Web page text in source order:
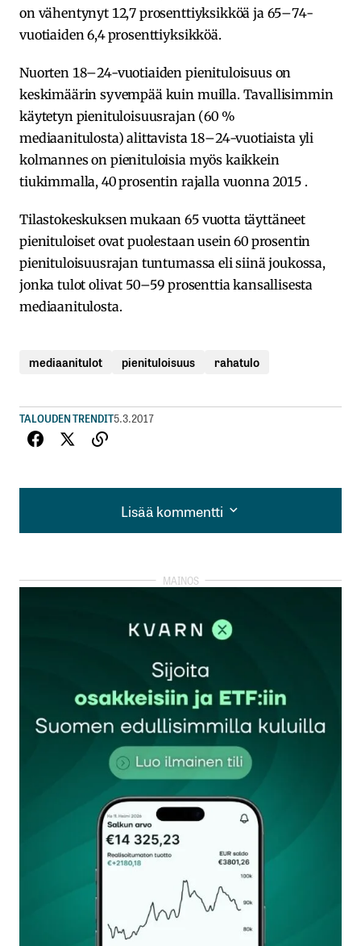
on vähentynyt 12,7 prosenttiyksikköä ja 65–74-
vuotiaiden 6,4 prosenttiyksikköä.
Nuorten 18–24-vuotiaiden pienituloisuus on
keskimäärin syvempää kuin muilla. Tavallisimmin
käytetyn pienituloisuusrajan (60 %
mediaanitulosta) alittavista 18–24-vuotiaista yli
kolmannes on pienituloisia myös kaikkein
tiukimmalla, 40 prosentin rajalla vuonna 2015 .
Tilastokeskuksen mukaan 65 vuotta täyttäneet
pienituloiset ovat puolestaan usein 60 prosentin
pienituloisuusrajan tuntumassa eli siinä joukossa,
jonka tulot olivat 50–59 prosenttia kansallisesta
mediaanitulosta.
mediaanitulot pienituloisuus rahatulo
TALOUDEN TRENDIT5.3.2017
Lisää kommentti
Lisää kommentti
kirjautua
rekisteröityä
Sähköpostiosoitettasi ei julkaista.Pakolliset
kentät on merkitty*
Kommentti*
Nimesi tai nimimerkkisi